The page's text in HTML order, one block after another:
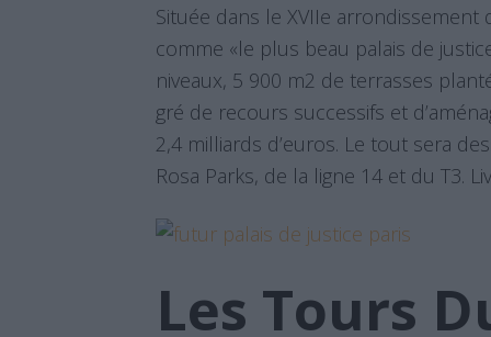
Située dans le XVIIe
comme «le plus beau palais de
niveaux, 5 900 m2 de terrasses
gré de recours successifs et
2,4 milliards d’euros. Le tout sera
Rosa Parks, de la ligne 14 et du T3.
Les Tours